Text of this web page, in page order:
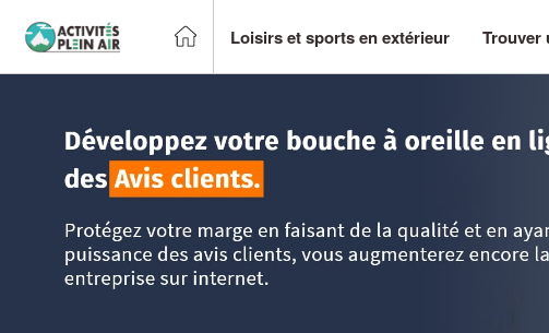
Loisirs et sports en extérieur Trouver